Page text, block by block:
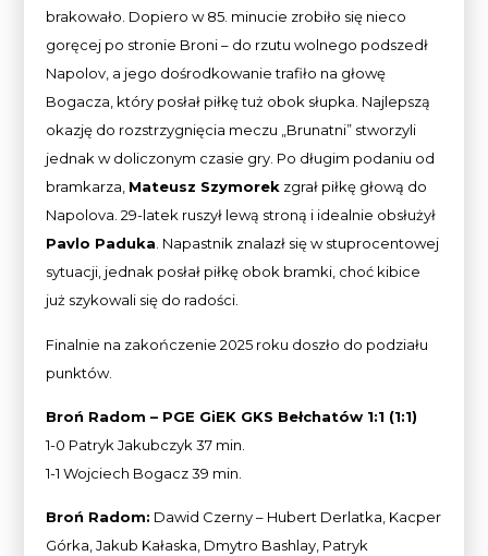
brakowało. Dopiero w 85. minucie zrobiło się nieco
goręcej po stronie Broni – do rzutu wolnego podszedł
Napolov, a jego dośrodkowanie trafiło na głowę
Bogacza, który posłał piłkę tuż obok słupka. Najlepszą
okazję do rozstrzygnięcia meczu „Brunatni” stworzyli
jednak w doliczonym czasie gry. Po długim podaniu od
bramkarza, Mateusz Szymorek zgrał piłkę głową do
Napolova. 29-latek ruszył lewą stroną i idealnie obsłużył
Pavlo Paduka . Napastnik znalazł się w stuprocentowej
sytuacji, jednak posłał piłkę obok bramki, choć kibice
już szykowali się do radości.
Finalnie na zakończenie 2025 roku doszło do podziału
punktów.
Broń Radom – PGE GiEK GKS Bełchatów 1:1 (1:1)
1-0 Patryk Jakubczyk 37 min.
1-1 Wojciech Bogacz 39 min.
Broń Radom: Dawid Czerny – Hubert Derlatka, Kacper
Górka, Jakub Kałaska, Dmytro Bashlay, Patryk